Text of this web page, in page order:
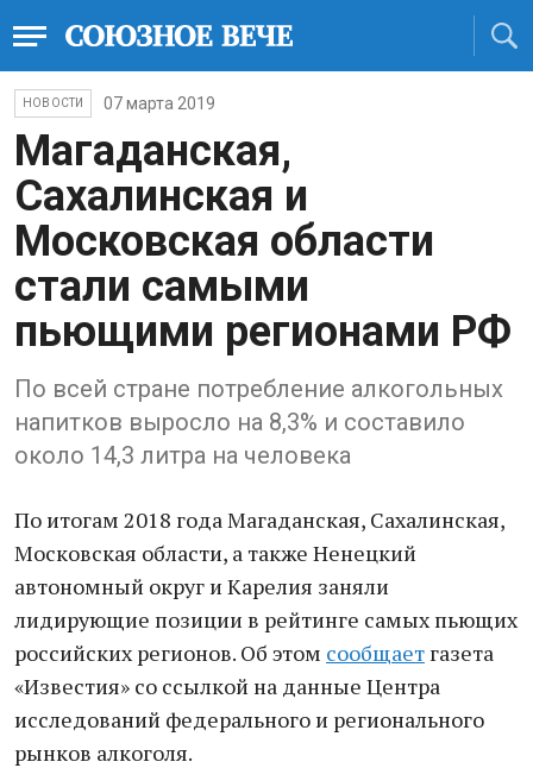
НОВОСТИ 07 марта 2019
Магаданская,
Сахалинская и
Московская области
стали самыми
пьющими регионами РФ
По всей стране потребление алкогольных
напитков выросло на 8,3% и составило
около 14,3 литра на человека
По итогам 2018 года Магаданская, Сахалинская,
Московская области, а также Ненецкий
автономный округ и Карелия заняли
лидирующие позиции в рейтинге самых пьющих
российских регионов. Об этом сообщает газета
«Известия» со ссылкой на данные Центра
исследований федерального и регионального
рынков алкоголя.